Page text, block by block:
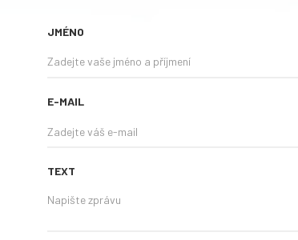
JMÉNO
E-MAIL
TEXT